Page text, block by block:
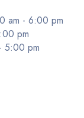
am - 6:00 pm
pm
5:00 pm